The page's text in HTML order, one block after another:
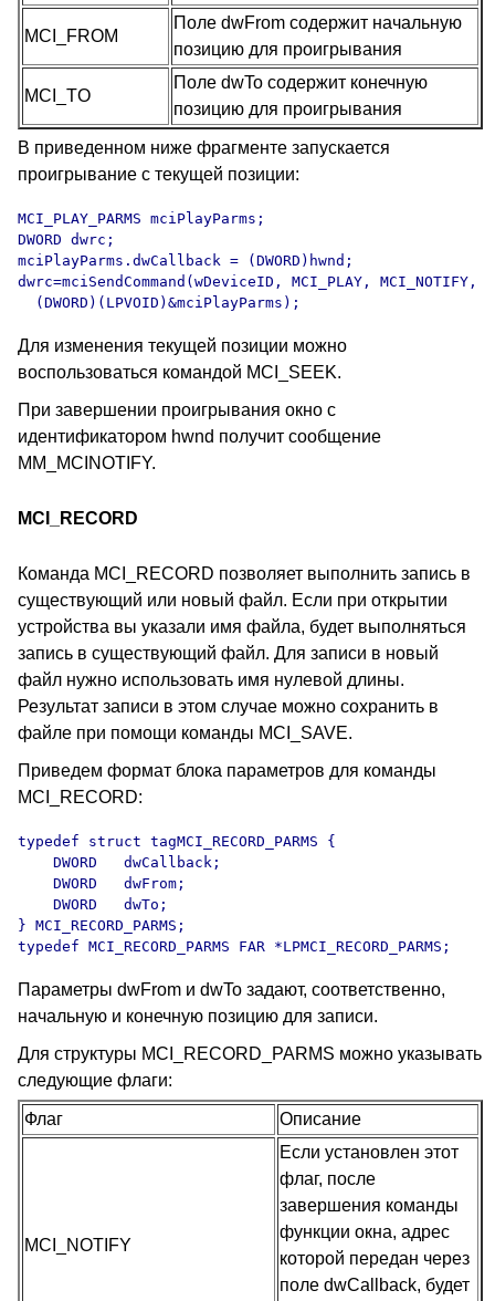
MCI_FROM
Поле dwFrom содержит начальную
позицию для проигрывания
MCI_TO
Поле dwTo содержит конечную
позицию для проигрывания
В приведенном ниже фрагменте запускается
проигрывание с текущей позиции:
MCI_PLAY_PARMS mciPlayParms;
DWORD dwrc;
mciPlayParms.dwCallback = (DWORD)hwnd;
dwrc=mciSendCommand(wDeviceID, MCI_PLAY, MCI_NOTIFY,
  (DWORD)(LPVOID)&mciPlayParms);
Для изменения текущей позиции можно
воспользоваться командой MCI_SEEK.
При завершении проигрывания окно с
идентификатором hwnd получит сообщение
MM_MCINOTIFY.
MCI_RECORD
Команда MCI_RECORD позволяет выполнить запись в
существующий или новый файл. Если при открытии
устройства вы указали имя файла, будет выполняться
запись в существующий файл. Для записи в новый
файл нужно использовать имя нулевой длины.
Результат записи в этом случае можно сохранить в
файле при помощи команды MCI_SAVE.
Приведем формат блока параметров для команды
MCI_RECORD:
typedef struct tagMCI_RECORD_PARMS {
    DWORD   dwCallback;
    DWORD   dwFrom;
    DWORD   dwTo;
} MCI_RECORD_PARMS;
typedef MCI_RECORD_PARMS FAR *LPMCI_RECORD_PARMS;
Параметры dwFrom и dwTo задают, соответственно,
начальную и конечную позицию для записи.
Для структуры MCI_RECORD_PARMS можно указывать
следующие флаги:
Флаг Описание
MCI_NOTIFY
Если установлен этот
флаг, после
завершения команды
функции окна, адрес
которой передан через
поле dwCallback, будет